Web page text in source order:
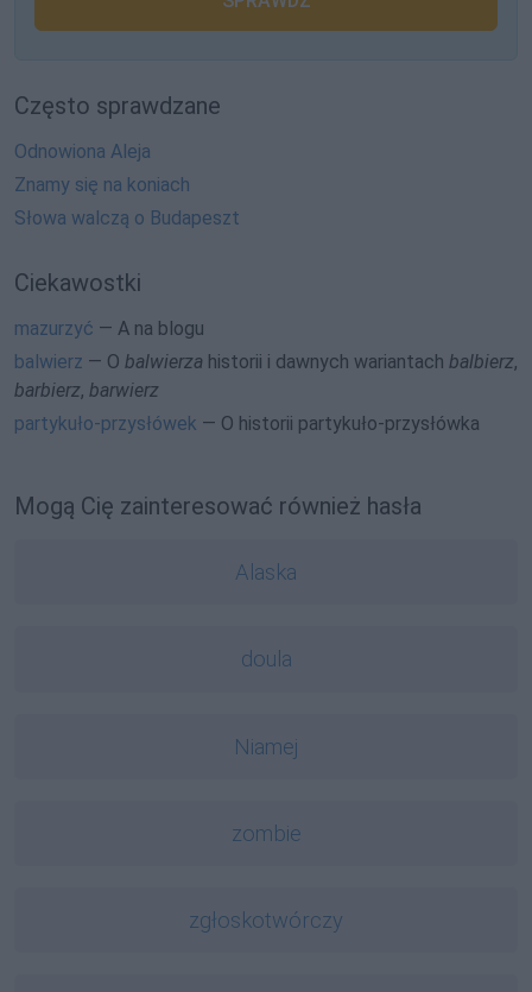
Często sprawdzane
Odnowiona Aleja
Znamy się na koniach
Słowa walczą o Budapeszt
Ciekawostki
mazurzyć — A na blogu
balwierz — O balwierza historii i dawnych wariantach balbierz,
barbierz, barwierz
partykuło-przysłówek — O historii partykuło-przysłówka
Mogą Cię zainteresować również hasła
Alaska
doula
Niamej
zombie
zgłoskotwórczy